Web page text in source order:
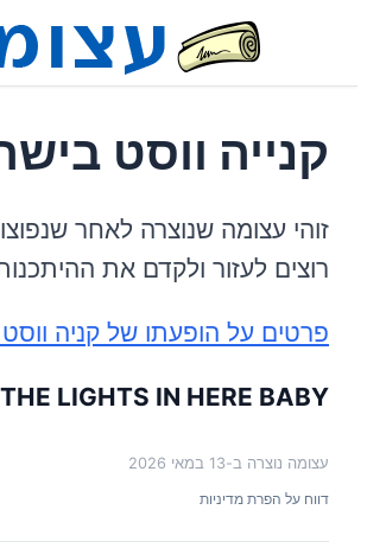
קנייה ווסט
זוהי עצומה שנוצרה לאחר
רוצים לעזור ולקדם את
פרטים על הופעתו של קניה
LIGHTS IN HERE BABY
עצומה נוצרה ב-13 במאי 2026
דווח על הפרת מדיניות